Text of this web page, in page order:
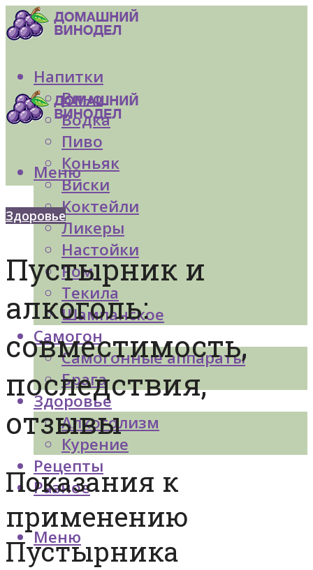
Напитки
Вино
Водка
Пиво
Коньяк
Виски
Коктейли
Ликеры
Настойки
Ром
Текила
Шампанское
Самогон
Самогонные аппараты
Брага
Здоровье
Алкоголизм
Курение
Рецепты
Разное
Меню
Меню
Здоровье
Пустырник и
алкоголь:
совместимость,
последствия,
отзывы
Показания к
применению
Пустырника